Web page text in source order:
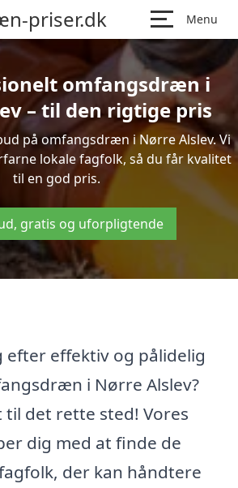
priser.dk Menu
omfangsdræn i
– til den rigtige pris
på omfangsdræn i Nørre Alslev. Vi
lokale fagfolk, så du får kvalitet
til en god pris.
gratis og uforpligtende
efter effektiv og pålidelig
i Nørre Alslev?
til det rette sted! Vores
dig med at finde de
der kan håndtere